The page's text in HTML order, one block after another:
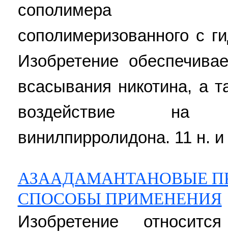
сополимера
сополимеризованного с
Изобретение
всасывания никотина, а
воздействие на
винилпирролидона. 11 н.
АЗААДАМАНТАНОВЫЕ
СПОСОБЫ ПРИМЕНЕНИЯ
Изобретение